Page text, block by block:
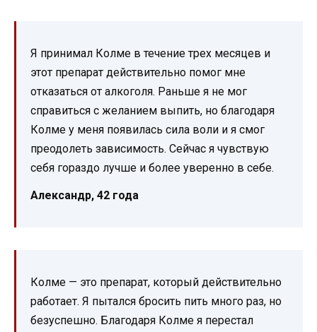
Я принимал Колме в течение трех месяцев и
этот препарат действительно помог мне
отказаться от алкоголя. Раньше я не мог
справиться с желанием выпить, но благодаря
Колме у меня появилась сила воли и я смог
преодолеть зависимость. Сейчас я чувствую
себя гораздо лучше и более уверенно в себе.
Александр, 42 года
Колме — это препарат, который действительно
работает. Я пытался бросить пить много раз, но
безуспешно. Благодаря Колме я перестал